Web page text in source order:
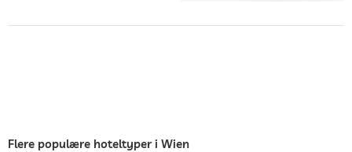
Flere populære hoteltyper i Wien